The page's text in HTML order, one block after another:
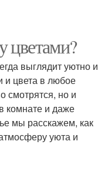
цветами?
выглядит уютно и
и цвета в любое
смотрятся, но и
комнате и даже
мы расскажем, как
уюта и